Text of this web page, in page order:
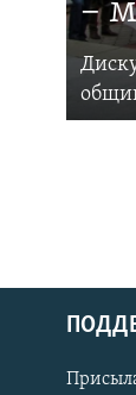
Українською
–